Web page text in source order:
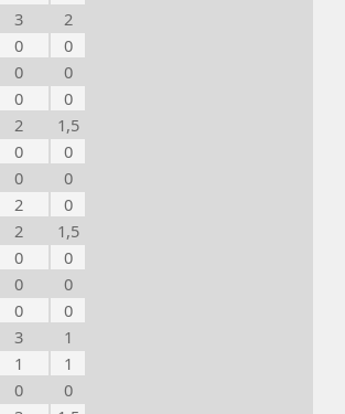
3
2
0
0
0
0
0
0
2
1,5
0
0
0
0
2
0
2
1,5
0
0
0
0
0
0
3
1
1
1
0
0